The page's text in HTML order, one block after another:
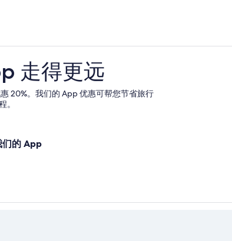
走得更远
20%。我们的 App 优惠可帮您节省旅行
。
们的 App